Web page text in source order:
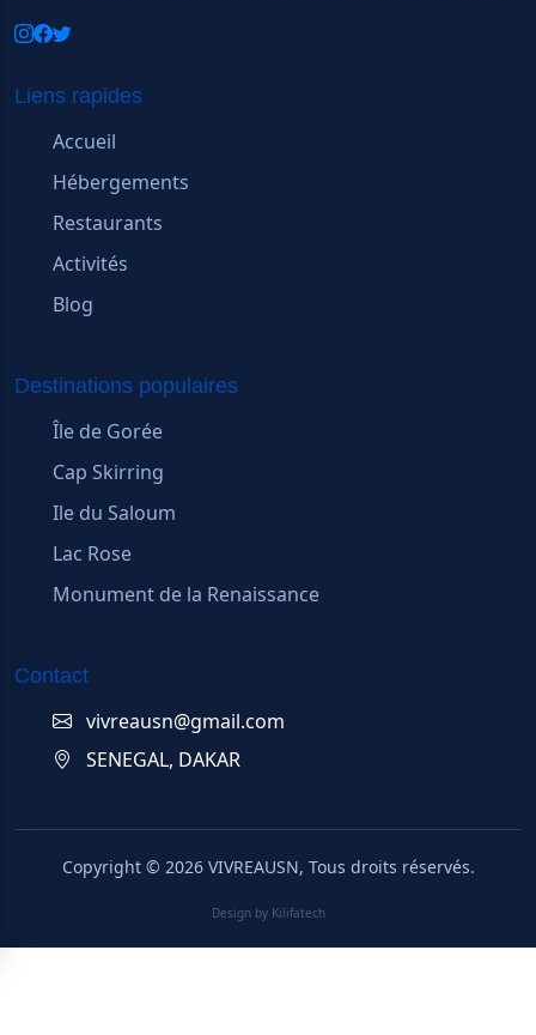
Liens rapides
Accueil
Hébergements
Restaurants
Activités
Blog
Destinations populaires
Île de Gorée
Cap Skirring
Ile du Saloum
Lac Rose
Monument de la Renaissance
Contact
vivreausn@gmail.com
SENEGAL, DAKAR
Copyright © 2026VIVREAUSN, Tous droits réservés.
Design by Kilifatech